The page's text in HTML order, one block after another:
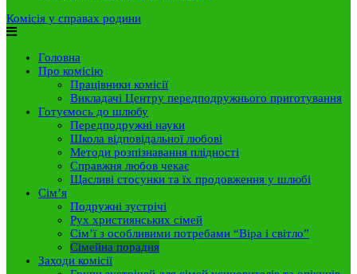
Комісія у справах родини
Головна
Про комісію
Працівники комісії
Викладачі Центру передподружнього приготування
Готуємось до шлюбу
Передподружні науки
Школа відповідальної любові
Методи розпізнавання плідності
Справжня любов чекає
Щасливі стосунки та їх продовження у шлюбі
Сім’я
Подружні зустрічі
Рух християнських сімей
Сім’ї з особливими потребами “Віра і світло”
Сімейна порадня
Заходи комісії